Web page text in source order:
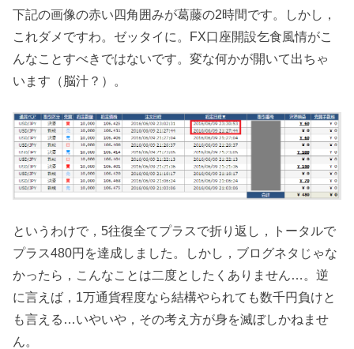
下記の画像の赤い四角囲みが葛藤の2時間です。しかし，
これダメですわ。ゼッタイに。FX口座開設乞食風情がこ
んなことすべきではないです。変な何かが開いて出ちゃ
います（脳汁？）。
というわけで，5往復全てプラスで折り返し，トータルで
プラス480円を達成しました。しかし，ブログネタじゃな
かったら，こんなことは二度としたくありません…。逆
に言えば，1万通貨程度なら結構やられても数千円負けと
も言える…いやいや，その考え方が身を滅ぼしかねませ
ん。